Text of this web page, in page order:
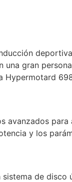
gran
Hypermotard
avanzados
y los
de disco